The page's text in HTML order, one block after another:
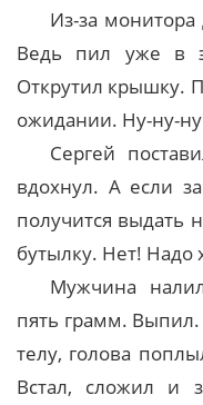
Из-за
Ведь пил уже в
Открутил крышку.
ожидании. Ну-ну-
Сергей
вдохнул. А если
получится выдать
бутылку. Нет! Надо
Мужчина
пять грамм.
телу, голова
Встал, сложил и